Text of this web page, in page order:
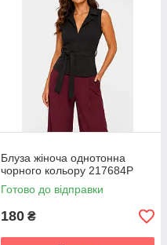
Блуза жіноча однотонна
чорного кольору 217684P
Готово до відправки
180 ₴